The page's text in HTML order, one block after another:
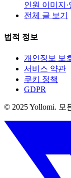
인원 이미지
전체 글 보기
법적 정보
개인정보 보
서비스 약관
쿠키 정책
GDPR
© 2025 Yollomi. 모